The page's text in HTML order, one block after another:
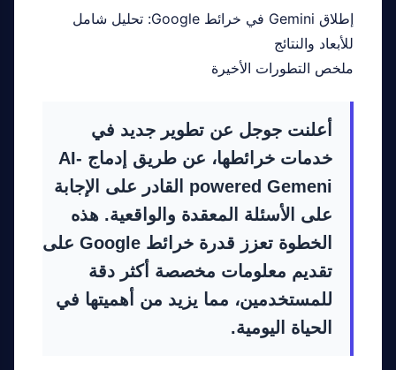
إطلاق Gemini في خرائط Google: تحليل شامل
للأبعاد والنتائج
ملخص التطورات الأخيرة
أعلنت جوجل عن تطوير جديد في
خدمات خرائطها، عن طريق إدماج AI-
powered Gemeni القادر على الإجابة
على الأسئلة المعقدة والواقعية. هذه
الخطوة تعزز قدرة خرائط Google على
تقديم معلومات مخصصة أكثر دقة
للمستخدمين، مما يزيد من أهميتها في
الحياة اليومية.